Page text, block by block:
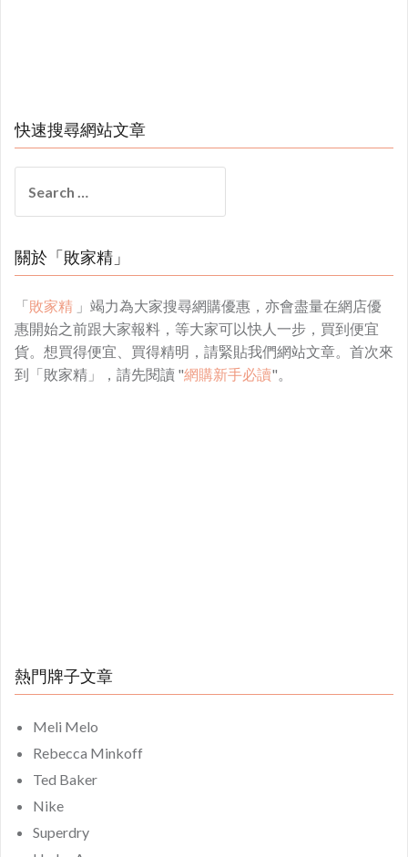
快速搜尋網站文章
for:
關於「敗家精」
「敗家精 」竭力為大家搜尋網購優惠，亦會盡量在網店優
惠開始之前跟大家報料，等大家可以快人一步，買到便宜
貨。想買得便宜、買得精明，請緊貼我們網站文章。首次來
到「敗家精」，請先閱讀 "網購新手必讀"。
熱門牌子文章
Meli Melo
Rebecca Minkoff
Ted Baker
Nike
Superdry